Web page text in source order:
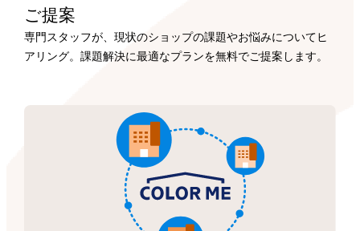
ご提案
専門スタッフが、現状のショップの課題やお悩みについてヒ
アリング。課題解決に最適なプランを無料でご提案します。